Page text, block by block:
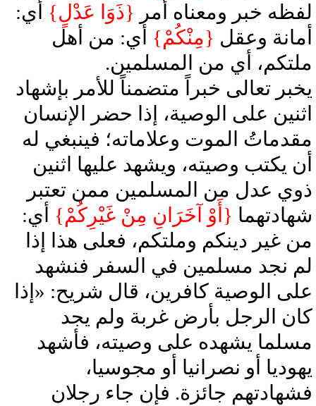
لفظه خبر ومعناه أمر {ذَوَا عَدْلٍ} أي:
أمانة وعقل {مِنْكُمْ} أي: من أهل
ملتكم، أي من المسلمين.
يخبر تعالى خبراً متضمناً للأمر بإشهاد
اثنين على الوصية، إذا حضر الإنسان
مقدماتُ الموت وعلاماته؛ فينبغي له
أن يكتب وصيته، ويشهد عليها اثنين
ذوي عدل من المسلمين ممن تعتبر
شهادتهما {أَوْ آخَرَانِ مِنْ غَيْرِكُمْ} أي:
من غير دينكم وملتكم، فعلى هذا إذا
لم نجد مسلمين في السفر فنشهد
على الوصية كافرين، قال شريح: «إذا
كان الرجل بأرض غربة ولم يجد
مسلما يشهده على وصيته، فأشهد
يهوديا أو نصرانيا أو مجوسيا،
فشهادتهم جائزة. فإن جاء رجلان